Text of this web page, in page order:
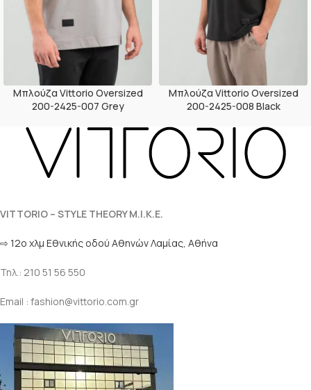
Μπλούζα Vittorio Oversized
200-2425-007 Grey
Μπλούζα Vittorio Oversized
200-2425-008 Black
VITTORIO – STYLE THEORY M.I.K.E.
⇨ 12ο χλμ Eθνικής οδού Αθηνών Λαμίας, Αθήνα
Τηλ.: 210 51 56 550
Email : fashion@vittorio.com.gr